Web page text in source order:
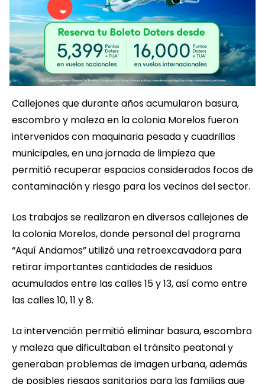
Callejones que durante años acumularon basura,
escombro y maleza en la colonia Morelos fueron
intervenidos con maquinaria pesada y cuadrillas
municipales, en una jornada de limpieza que
permitió recuperar espacios considerados focos de
contaminación y riesgo para los vecinos del sector.
Los trabajos se realizaron en diversos callejones de
la colonia Morelos, donde personal del programa
“Aquí Andamos” utilizó una retroexcavadora para
retirar importantes cantidades de residuos
acumulados entre las calles 15 y 13, así como entre
las calles 10, 11 y 8.
La intervención permitió eliminar basura, escombro
y maleza que dificultaban el tránsito peatonal y
generaban problemas de imagen urbana, además
de posibles riesgos sanitarios para las familias que